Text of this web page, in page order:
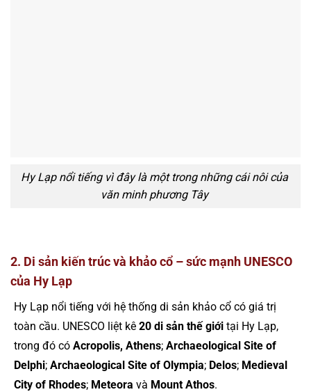
Hy Lạp nổi tiếng vì đây là một trong những cái nôi của
văn minh phương Tây
2. Di sản kiến trúc và khảo cổ – sức mạnh UNESCO
của Hy Lạp
Hy Lạp nổi tiếng với hệ thống di sản khảo cổ có giá trị
toàn cầu. UNESCO liệt kê 20 di sản thế giới tại Hy Lạp,
trong đó có Acropolis, Athens; Archaeological Site of
Delphi; Archaeological Site of Olympia; Delos; Medieval
City of Rhodes; Meteora và Mount Athos.